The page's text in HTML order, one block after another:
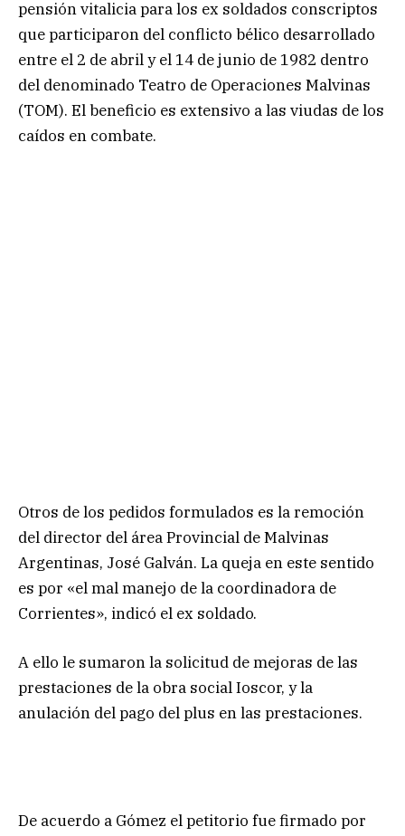
pensión vitalicia para los ex soldados conscriptos
que participaron del conflicto bélico desarrollado
entre el 2 de abril y el 14 de junio de 1982 dentro
del denominado Teatro de Operaciones Malvinas
(TOM). El beneficio es extensivo a las viudas de los
caídos en combate.
Otros de los pedidos formulados es la remoción
del director del área Provincial de Malvinas
Argentinas, José Galván. La queja en este sentido
es por «el mal manejo de la coordinadora de
Corrientes», indicó el ex soldado.
A ello le sumaron la solicitud de mejoras de las
prestaciones de la obra social Ioscor, y la
anulación del pago del plus en las prestaciones.
De acuerdo a Gómez el petitorio fue firmado por